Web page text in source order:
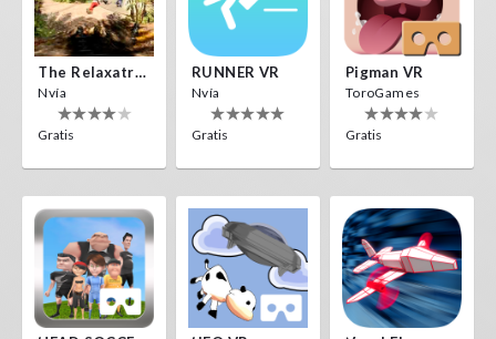
The Relaxatron
Nvía
Gratis
RUNNER VR
Nvía
Gratis
Pigman VR
ToroGames
Gratis